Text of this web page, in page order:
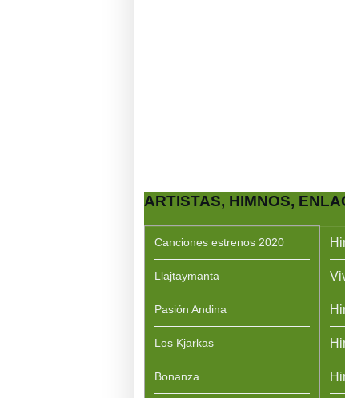
ARTISTAS, HIMNOS,
Canciones estrenos 2020
Llajtaymanta
Pasión Andina
Los Kjarkas
Bonanza